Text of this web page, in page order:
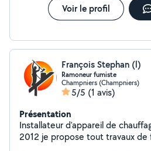
Voir le profil
François Stephan (l)
Ramoneur fumiste
Champniers (Champniers)
5/5 (1 avis)
Présentation
Installateur d'appareil de
2012 je propose tout travaux